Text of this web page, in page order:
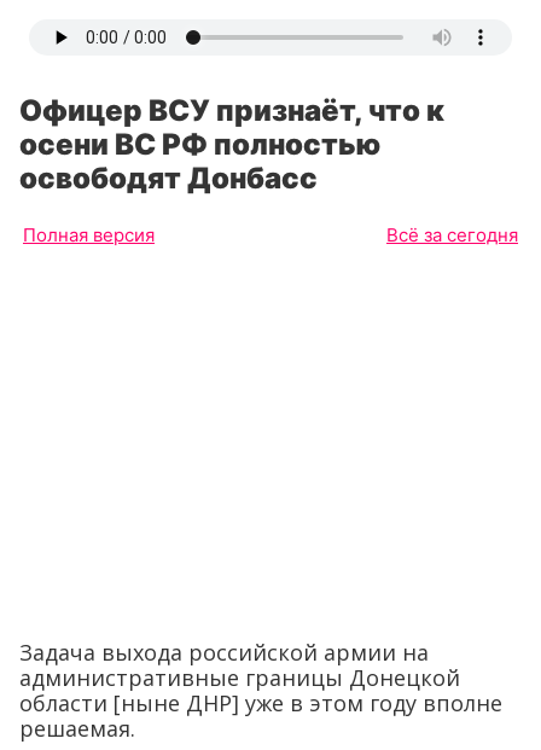
Офицер ВСУ признаёт, что к
осени ВС РФ полностью
освободят Донбасс
Полная версия Всё за сегодня
Задача выхода российской армии на
административные границы Донецкой
области [ныне ДНР] уже в этом году вполне
решаемая.